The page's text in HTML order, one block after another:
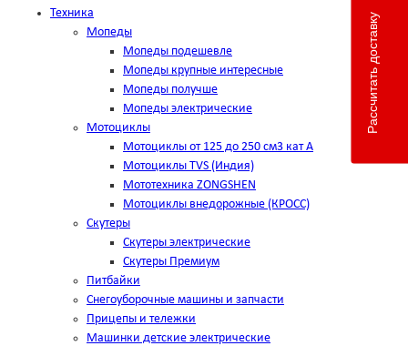
Техника
Мопеды
Мопеды подешевле
Мопеды крупные интересные
Мопеды получше
Мопеды электрические
Мотоциклы
Мотоциклы от 125 до 250 см3 кат А
Мотоциклы TVS (Индия)
Мототехника ZONGSHEN
Мотоциклы внедорожные (КРОСС)
Скутеры
Скутеры электрические
Скутеры Премиум
Питбайки
Снегоуборочные машины и запчасти
Прицепы и тележки
Машинки детские электрические
Рассчитать доставку